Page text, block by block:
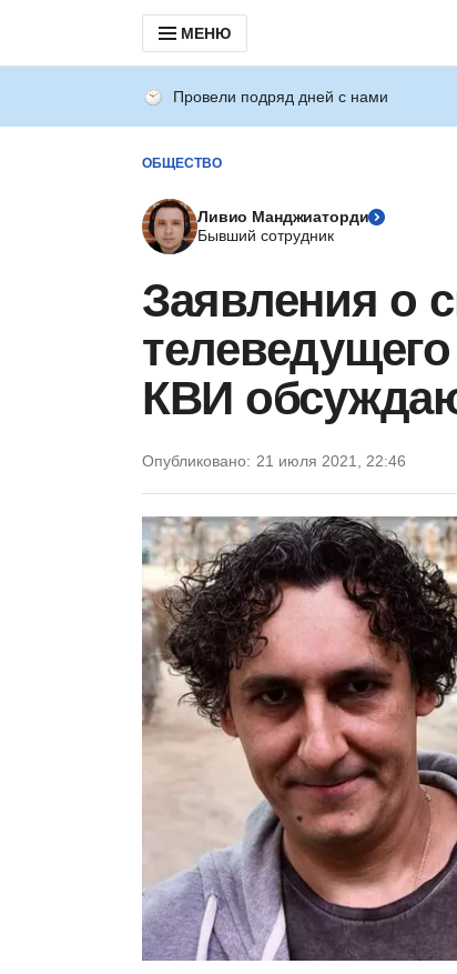
МЕНЮ
Провели подряд дней с нами
ОБЩЕСТВО
Ливио Манджиаторди
Бывший сотрудник
Заявления о
КВИ
Опубликовано: 21 июля 2021, 22:46